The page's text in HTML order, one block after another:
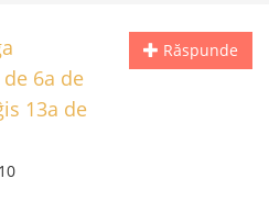
Răspunde
6a de
13a de